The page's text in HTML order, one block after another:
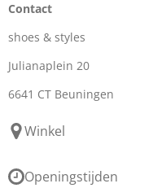
Contact
shoes & styles
Julianaplein 20
6641 CT Beuningen
Winkel
Openingstijden